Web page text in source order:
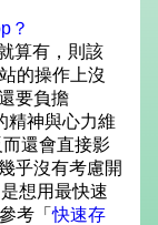
？
算有，則該
的操作上沒
要負擔
精神與心力維
還會直接影
乎沒有考慮開
想用最快速
考「快速存